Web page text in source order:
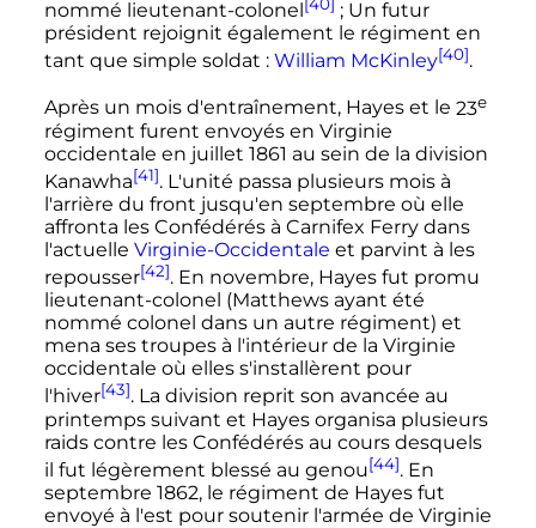
nommé lieutenant-colonel
; Un futur
président rejoignit également le régiment en
tant que simple soldat : William McKinley[40].
Après un mois d'entraînement, Hayes et le 23e
régiment furent envoyés en Virginie
occidentale en juillet 1861 au sein de la division
Kanawha[41]. L'unité passa plusieurs mois à
l'arrière du front jusqu'en septembre où elle
affronta les Confédérés à Carnifex Ferry dans
l'actuelle Virginie-Occidentale et parvint à les
repousser[42]. En novembre, Hayes fut promu
lieutenant-colonel (Matthews ayant été
nommé colonel dans un autre régiment) et
mena ses troupes à l'intérieur de la Virginie
occidentale où elles s'installèrent pour
l'hiver[43]. La division reprit son avancée au
printemps suivant et Hayes organisa plusieurs
raids contre les Confédérés au cours desquels
il fut légèrement blessé au genou[44]. En
septembre 1862, le régiment de Hayes fut
envoyé à l'est pour soutenir l'armée de Virginie